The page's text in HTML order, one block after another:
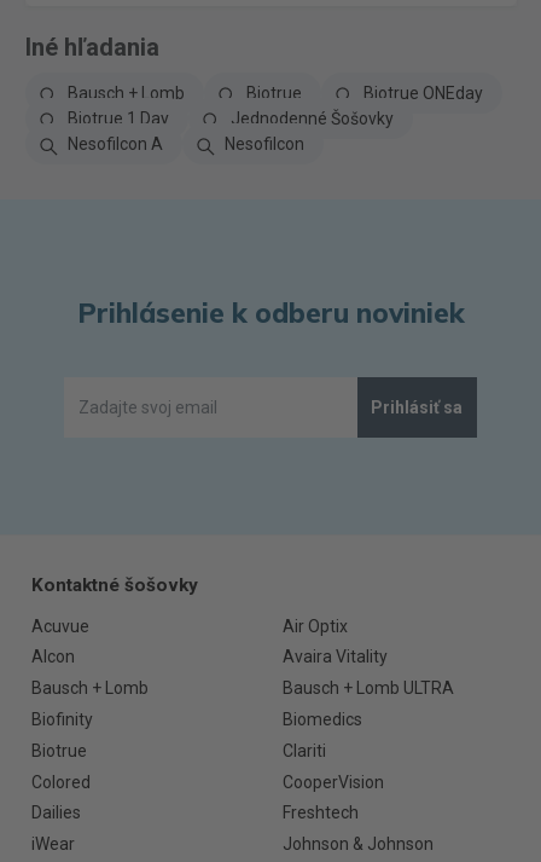
Iné hľadania
Bausch + Lomb Biotrue
Biotrue ONEday
Biotrue 1 Day
Jednodenné Šošovky
Nesofilcon A
Nesofilcon
Prihlásenie k odberu noviniek
Prihlásiť sa
Kontaktné šošovky
Acuvue
Air Optix
Alcon
Avaira Vitality
Bausch + Lomb
Bausch + Lomb ULTRA
Biofinity
Biomedics
Biotrue
Clariti
Colored
CooperVision
Dailies
Freshtech
iWear
Johnson & Johnson